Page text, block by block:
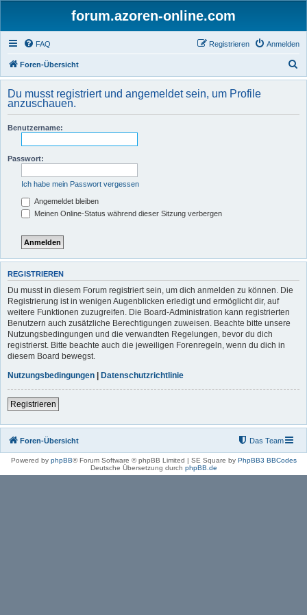
forum.azoren-online.com
FAQ Anmelden
Registrieren
Foren-Übersicht
u
h
Du musst registriert und angemeldet sein, um Profile
anzuschauen.
Benutzername:
Passwort:
Ich habe mein Passwort vergessen
Angemeldet bleiben
Meinen Online-Status während dieser Sitzung verbergen
REGISTRIEREN
Du musst in diesem Forum registriert sein, um dich anmelden zu können. Die
Registrierung ist in wenigen Augenblicken erledigt und ermöglicht dir, auf
weitere Funktionen zuzugreifen. Die Board-Administration kann registrierten
Benutzern auch zusätzliche Berechtigungen zuweisen. Beachte bitte unsere
Nutzungsbedingungen und die verwandten Regelungen, bevor du dich
registrierst. Bitte beachte auch die jeweiligen Forenregeln, wenn du dich in
diesem Board bewegst.
Nutzungsbedingungen | Datenschutzrichtlinie
Registrieren
Foren-Übersicht Das Team
Powered by phpBB® Forum Software © phpBB Limited | SE Square by PhpBB3 BBCodes
Deutsche Übersetzung durch phpBB.de